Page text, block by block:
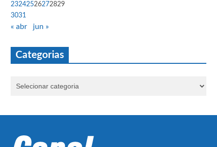
23242526272829
3031
« abr jun »
Categorias